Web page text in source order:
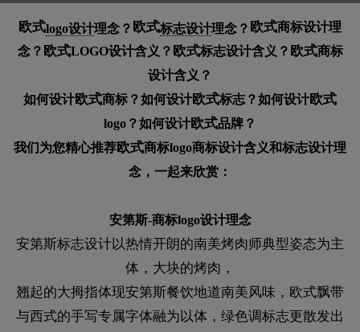
欧式logo设计理念？ 欧式标志设计理念？ 欧式商标设计理
念？ 欧式LOGO设计含义？ 欧式标志设计含义？ 欧式商标
设计含义？
如何设计欧式商标？如何设计欧式标志？如何设计欧式
logo？如何设计欧式品牌？
我们为您精心推荐欧式商标logo商标设计含义和标志设计理
念，一起来欣赏：
安第斯-商标logo设计理念
安第斯标志设计以热情开朗的南美烤肉师典型姿态为主
体，大块的烤肉，
翘起的大拇指体现安第斯餐饮地道南美风味，欧式飘带
与西式的手写专属字体融为以体，绿色调标志更散发出